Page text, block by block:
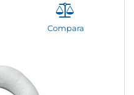
Compara